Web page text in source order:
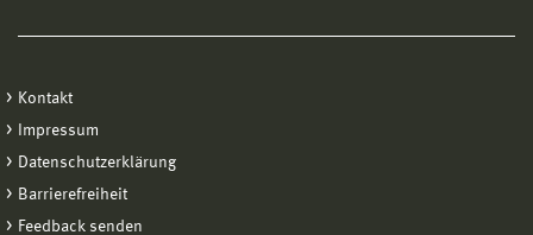
Kontakt
Impressum
Datenschutzerklärung
Barrierefreiheit
Feedback senden